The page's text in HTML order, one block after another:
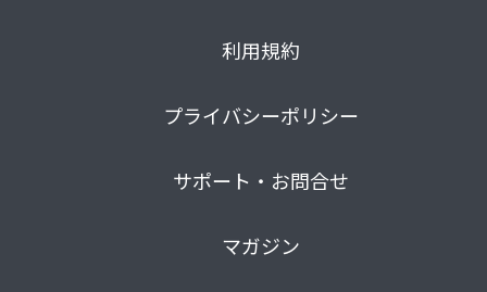
利用規約
プライバシーポリシー
サポート・お問合せ
マガジン